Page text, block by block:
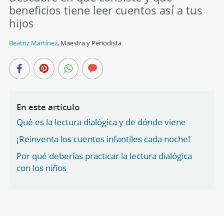
beneficios tiene leer cuentos así a tus
hijos
Beatriz Martínez, Maestra y Periodista
En este artículo
Qué es la lectura dialógica y de dónde viene
¡Reinventa los cuentos infantiles cada noche!
Por qué deberías practicar la lectura dialógica
con los niños